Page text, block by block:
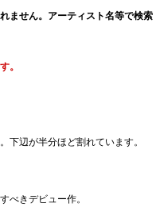
ません。アーティスト名等で検索
。
下辺が半分ほど割れています。
べきデビュー作。